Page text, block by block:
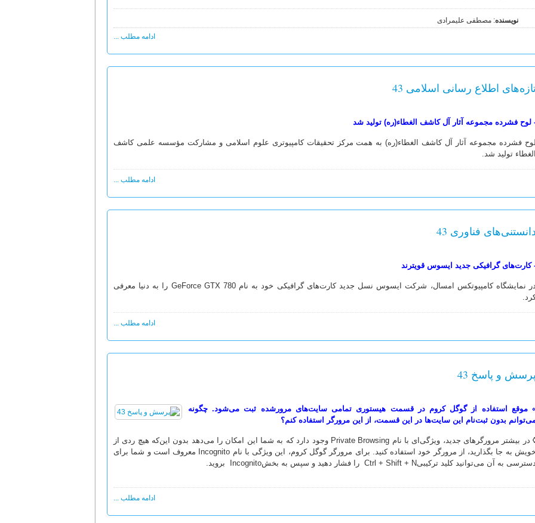
نویسنده: مصطفی علیمرادی
ادامه مطلب ...
اطلاع رسانی اسلامی 43
لوح فشرده مجموعه آثار آل کاشف الغطاء(ره) تولید شد
لوح فشرده مجموعه آثار آل کاشف الغطاء(ره) به همت مرکز تحقیقات کامپیوتری علوم اسلامی و مشارکت مؤسسه علمی کاشف
الغطاء تولید شد.
ادامه مطلب ...
دانستنی‌های فناوری 43
کارت‌های گرافیکی جدید ایسوس قویترند
در نمایشگاه کامپیوتکس امسال، شرکت ایسوس نسل جدید کارت‌های‌ گرافیکی خود به نام GeForce GTX 780 را به دنیا معرفی
ادامه مطلب ...
پرسش و پاسخ 43
موقع استفاده از گوگل کروم در قسمت هیستوری تمامی سایت‌های مرورشده ثبت می‌شود. چگونه
بدون ثبت‌نام این سایت‌ها در این قسمت، از این مرورگر استفاده کنم؟
در بیشتر مرورگرهای جدید، ویژگی‌ای با نام Private Browsing‌ وجود دارد که به شما این امکان را می‌دهد بدون این‌که هیچ ردی از
خویش به جا بگذارید، از مرورگر خود استفاده کنید. برای مرورگر گوگل کروم، این ویژگی با نام Incognito معروف است و شما برای
دسترسی به آن می‌توانید کلید ترکیبیCtrl + Shift + N را فشار دهید و سپس به بخشIncognito بروید.
ادامه مطلب ...